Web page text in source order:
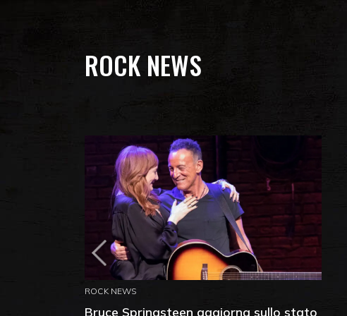
ROCK NEWS
ROCK NEWS
Bruce Springsteen aggiorna sullo stato